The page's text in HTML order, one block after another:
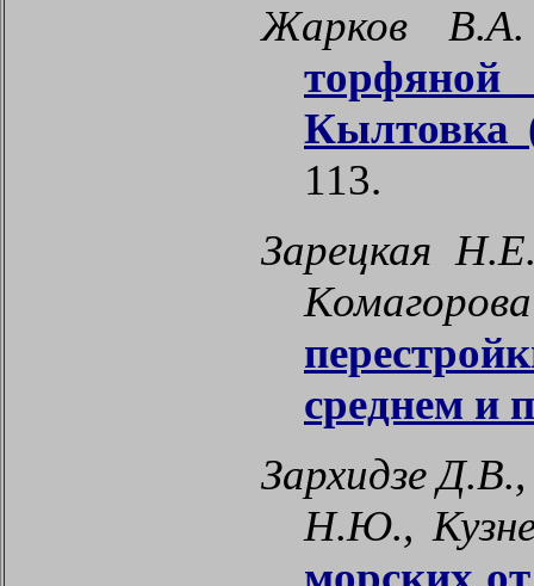
Жарков
Кылтовка
113.
Зарецкая
среднем и
Зархидзе
Н.Ю.,